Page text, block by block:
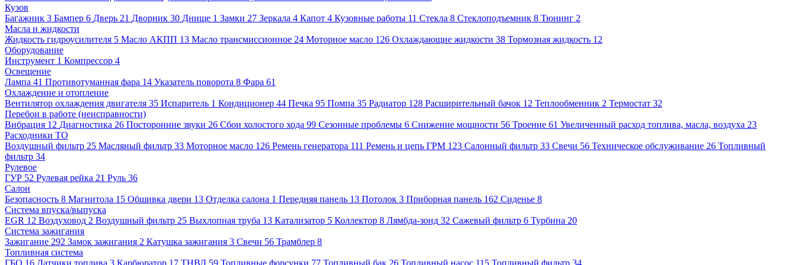
Кузов
Багажник 3 Бампер 6 Дверь 21 Дворник 30 Днище 1 Замки 27 Зеркала 4 Капот 4 Кузовные работы 11 Стекла 8 Стеклоподъемник 8 Тюнинг 2
Масла и жидкости
Жидкость гидроусилителя 5 Масло АКПП 13 Масло трансмиссионное 24 Моторное масло 126 Охлаждающие жидкости 38 Тормозная жидкость 12
Оборудование
Инструмент 1 Компрессор 4
Освещение
Лампа 41 Противотуманная фара 14 Указатель поворота 8 Фара 61
Охлаждение и отопление
Вентилятор охлаждения двигателя 35 Испаритель 1 Кондиционер 44 Печка 95 Помпа 35 Радиатор 128 Расширительный бачок 12 Теплообменник 2 Термостат 32
Перебои в работе (неисправности)
Вибрация 12 Диагностика 26 Посторонние звуки 26 Сбои холостого хода 99 Сезонные проблемы 6 Снижение мощности 56 Троение 61 Увеличенный расход топлива, масла, воздуха 23
Расходники ТО
Воздушный фильтр 25 Масляный фильтр 33 Моторное масло 126 Ремень генератора 111 Ремень и цепь ГРМ 123 Салонный фильтр 33 Свечи 56 Техническое обслуживание 26 Топливный
фильтр 34
Рулевое
ГУР 52 Рулевая рейка 21 Руль 36
Салон
Безопасность 8 Магнитола 15 Обшивка двери 13 Отделка салона 1 Передняя панель 13 Потолок 3 Приборная панель 162 Сиденье 8
Система впуска/выпуска
EGR 12 Воздуховод 2 Воздушный фильтр 25 Выхлопная труба 13 Катализатор 5 Коллектор 8 Лямбда-зонд 32 Сажевый фильтр 6 Турбина 20
Система зажигания
Зажигание 292 Замок зажигания 2 Катушка зажигания 3 Свечи 56 Трамблер 8
Топливная система
ГБО 16 Датчики топлива 3 Карбюратор 17 ТНВД 59 Топливные форсунки 77 Топливный бак 26 Топливный насос 115 Топливный фильтр 34